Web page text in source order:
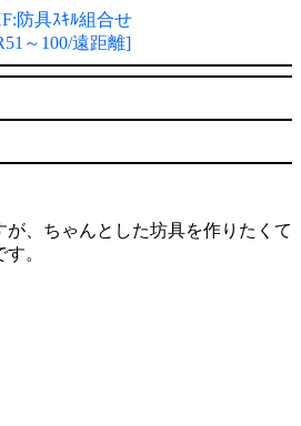
防具ｽｷﾙ組合せ
～100/遠距離]
、ちゃんとした坊具を作りたくて
。